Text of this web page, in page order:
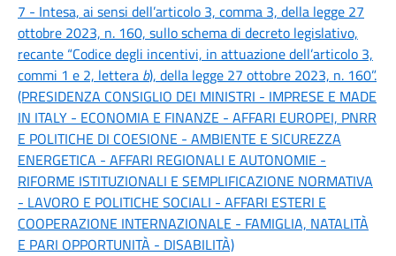
7 - Intesa, ai sensi dell’articolo 3, comma 3, della legge 27
ottobre 2023, n. 160, sullo schema di decreto legislativo,
recante “Codice degli incentivi, in attuazione dell’articolo 3,
commi 1 e 2, lettera b), della legge 27 ottobre 2023, n. 160”.
(PRESIDENZA CONSIGLIO DEI MINISTRI - IMPRESE E MADE
IN ITALY - ECONOMIA E FINANZE - AFFARI EUROPEI, PNRR
E POLITICHE DI COESIONE - AMBIENTE E SICUREZZA
ENERGETICA - AFFARI REGIONALI E AUTONOMIE -
RIFORME ISTITUZIONALI E SEMPLIFICAZIONE NORMATIVA
- LAVORO E POLITICHE SOCIALI - AFFARI ESTERI E
COOPERAZIONE INTERNAZIONALE - FAMIGLIA, NATALITÀ
E PARI OPPORTUNITÀ - DISABILITÀ)